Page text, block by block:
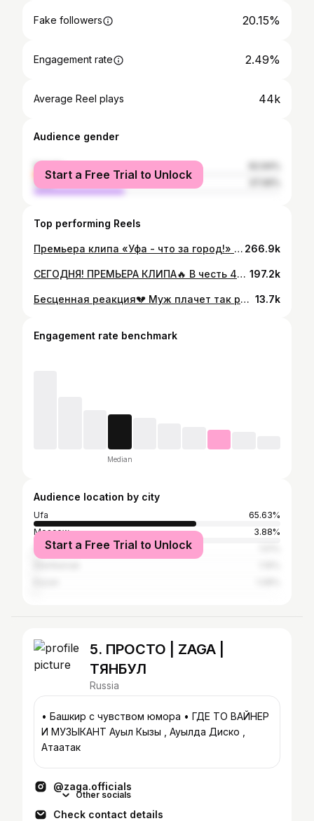
Fake followers 20.15%
Engagement rate 2.49%
Average Reel plays 44k
Audience gender
female
male
Start a Free Trial to Unlock
Top performing Reels
Премьера клипа «Уфа - что за город!» @zainetdin @galimovbatyr @guzelgalimova @regina_zainetdinova_ @oleg_maximenko_ @fidankool Автор проекта и режиссер @galimovbatyr Сценарист @aliya_yulaevna_galimova Оператор и монтажер @dinar_shtoli Пилот коптера @ilnur_bashmovie Sound Production @_ilnar_ganiev_ Администратор @tiken4ik Muah @aigul_mullagaleeva @giniyatova_rozalka @mukhlisova_makeup Backstage @elena.bobrova_01 @licharms Благодарим @arzanmebel_ufa за предоставление мебели🙏🏻 Уфа, с Юбилеем тебя❤️! 266.9k
СЕГОДНЯ! ПРЕМЬЕРА КЛИПА🔥 В честь 450-летия города Уфы мы сняли клип! Оставляйте комментарий, если ждёте🤩 #уфа #450летуфе #башкортостан 197.2k
Бесценная реакция💔 Муж плачет так редко, и от этого еще трепетнее🥹 Всегда придумываю какие-то уловки, чтобы неожиданно сообщить о такой новости, ведь эмоции — очень важный компонент нашей жизни. В первый раз это было напротив фонтанов у Бурдж Халифы в Дубае, сейчас же мы с официантом из нашего любимого ресторана разыграли сценку😅 Спасибо, что поддержали мою идею)) Берите на заметку, девочки! Ваш мужчина вряд ли догадается, а приятный шок гарантирован😏 Как вам идея? Как реакция @zainetdin ? #уфа #башкортостан #региназайнетдинова #мамочкиуфы #уфамамочки #мамавдекрете #декретныебудни #зайнетдин #гендерпати #реакциянабеременность #беременяшки 13.7k
Engagement rate benchmark
Median
Audience location by city
Ufa
65.63%
Moscow
3.88%
Saint Petersburg
Start a Free Trial to Unlock
5. ПРОСТО | ZAGA |
ТЯНБУЛ
Russia
• Башкир с чувством юмора • ГДЕ ТО ВАЙНЕР
И МУЗЫКАНТ Ауыл Кызы , Ауылда Диско ,
Атағатак
@zaga.officials
Other socials
Check contact details